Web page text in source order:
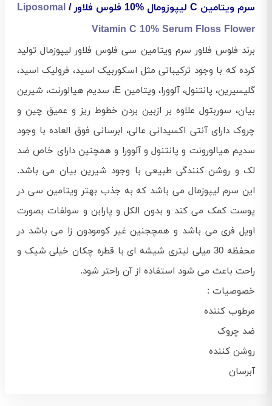
سرم ویتامین C لیپوزومال %10 فلوس فلاور /
Liposomal
Vitamin C 10% Serum Floss Flower
برند فلوس فلاور سرم ویتامین سی فلوس فلاور لیپوزمال تولید
کرده که با وجود ترکیباتی مثل اسکوربیک اسید، فرولیک اسید،
گلیسیرین، پانتنول، آلوورا، ویتامین E، سدیم هیالورنت، شیرین
بیان، سوربتول علاوه بر ازبین بردن خطوط ریز و عمیق چین و
چروک دارای آنتی اکسیدانی عالی، ابرسانی فوق العاده با وجود
سدیم هیالورونت و پانتنول و آلوورا و همچنین دارای خاص ضد
لک و روشن کنندگی طبیعی با وجود شیرین بیان می باشد.
این سرم لیپوزمال می باشد که به جذب بهتر ویتامین سی در
پوست کمک می کند و بدون الکل و پارابن و سولفات بصورت
اویل فری می باشد و همچجنین غیر کومودون زا می باشد در
محفظه 30 میلی لیتری شیشه ای با قطره چکان خیلی شیک و
راحت باعث می شود استفاده از آن راحتر شود.
خصوصیات :
مرطوب کننده
ضد چروک
روشن کننده
آبرسان